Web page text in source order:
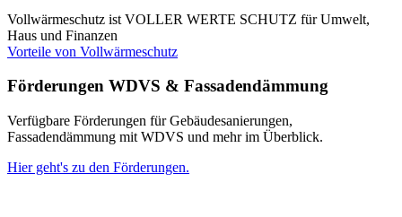
Vollwärmeschutz ist VOLLER WERTE SCHUTZ für Umwelt,
Haus und Finanzen
Vorteile von Vollwärmeschutz
Förderungen WDVS & Fassadendämmung
Verfügbare Förderungen für Gebäudesanierungen,
Fassadendämmung mit WDVS und mehr im Überblick.
Hier geht's zu den Förderungen.